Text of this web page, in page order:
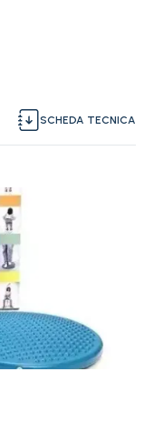
SCHEDA TECNICA